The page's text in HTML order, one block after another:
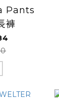
Pants
褲